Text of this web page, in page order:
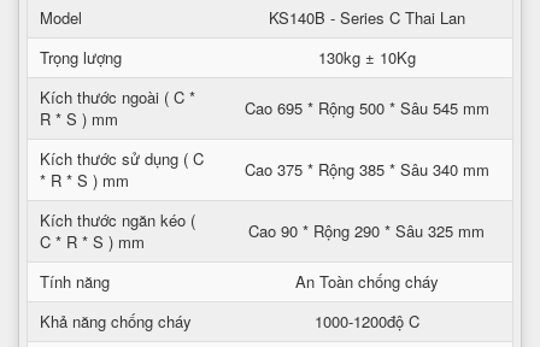
Model
KS140B - Series C Thai Lan
Trọng lượng
130kg ± 10Kg
Kích thước ngoài ( C *
R * S ) mm
Cao 695 * Rộng 500 * Sâu 545 mm
Kích thước sử dụng ( C
* R * S ) mm
Cao 375 * Rộng 385 * Sâu 340 mm
Kích thước ngăn kéo (
C * R * S ) mm
Cao 90 * Rộng 290 * Sâu 325 mm
Tính năng
An Toàn chống cháy
Khả năng chống cháy
1000-1200độ C